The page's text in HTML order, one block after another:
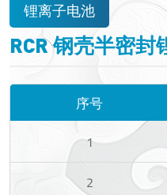
锂离子电池
RCR 钢壳半密
序号
1
2